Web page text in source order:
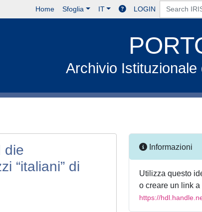
Home Sfoglia IT LOGIN
Archivio Istituzionale
die
“italiani” di
Informazioni
Utilizza questo
o creare un link
https://